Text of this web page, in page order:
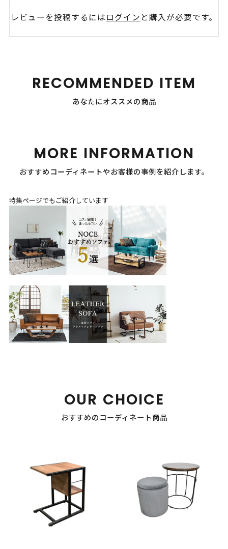
レビューを投稿するにはログイン と購入が必要です。
RECOMMENDED ITEM
あなたにオススメの商品
MORE INFORMATION
おすすめコーディネートやお客様の事例を紹介します。
特集ページでもご紹介しています
OUR CHOICE
おすすめのコーディネート商品